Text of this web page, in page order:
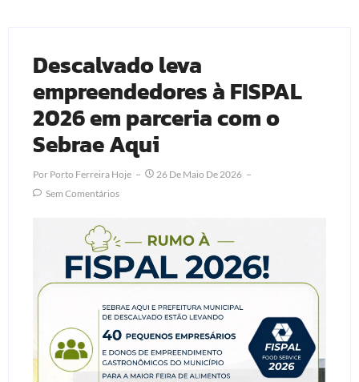
Descalvado leva
empreendedores à FISPAL
2026 em parceria com o
Sebrae Aqui
Por Porto Ferreira Hoje
26 De Maio De 2026
Sem Comentários